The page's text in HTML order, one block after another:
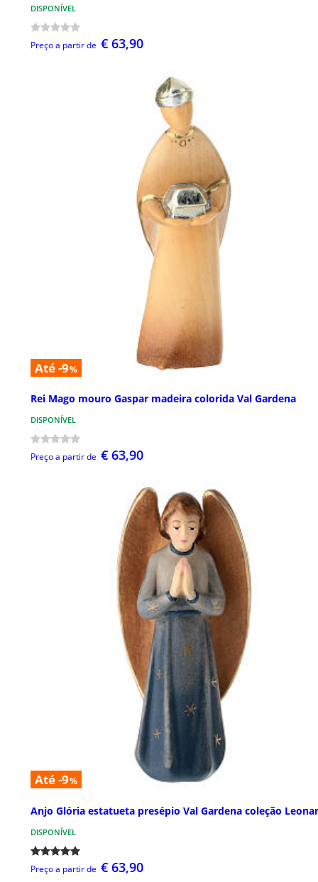
DISPONÍVEL
Preço a partir de € 63,90
Até -9%
Rei Mago mouro Gaspar madeira colorida Val Gardena
DISPONÍVEL
Preço a partir de € 63,90
Até -9%
Anjo Glória estatueta presépio Val Gardena coleção
DISPONÍVEL
Preço a partir de € 63,90